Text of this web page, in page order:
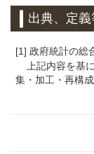
出典、定義
[1] 政府統計の総
上記内容を基
集・加工・再構